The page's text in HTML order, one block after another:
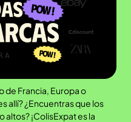
de Francia, Europa o
allí? ¿Encuentras que los
¡ColisExpat es la